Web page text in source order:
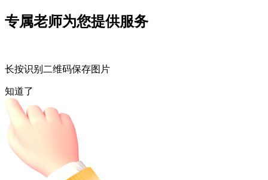
专属老师为您提供服务
长按识别二维码保存图片
知道了